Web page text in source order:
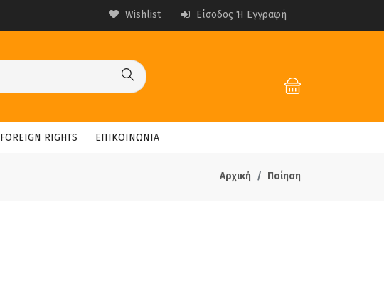
Wishlist Είσοδος Ή Εγγραφή
FOREIGN RIGHTS ΕΠΙΚΟΙΝΩΝΙΑ
Αρχική Ποίηση